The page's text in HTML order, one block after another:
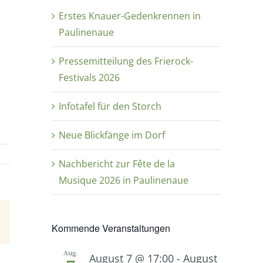
Erstes Knauer-Gedenkrennen in
Paulinenaue
Pressemitteilung des Frierock-
Festivals 2026
Infotafel für den Storch
Neue Blickfänge im Dorf
Nachbericht zur Fête de la
Musique 2026 in Paulinenaue
Kommende Veranstaltungen
Aug. August 7 @ 17:00 - August